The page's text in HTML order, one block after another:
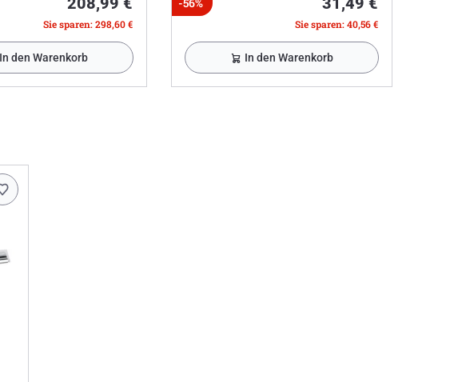
Sie sparen: 298,60 €
In den Warenkorb
Sie sparen: 40,56 €
In den Warenkorb